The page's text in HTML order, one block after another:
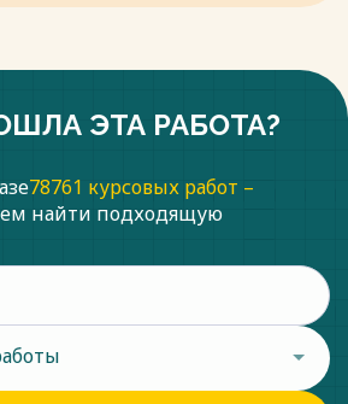
ЭТА РАБОТА?
78761 курсовых работ –
найти подходящую